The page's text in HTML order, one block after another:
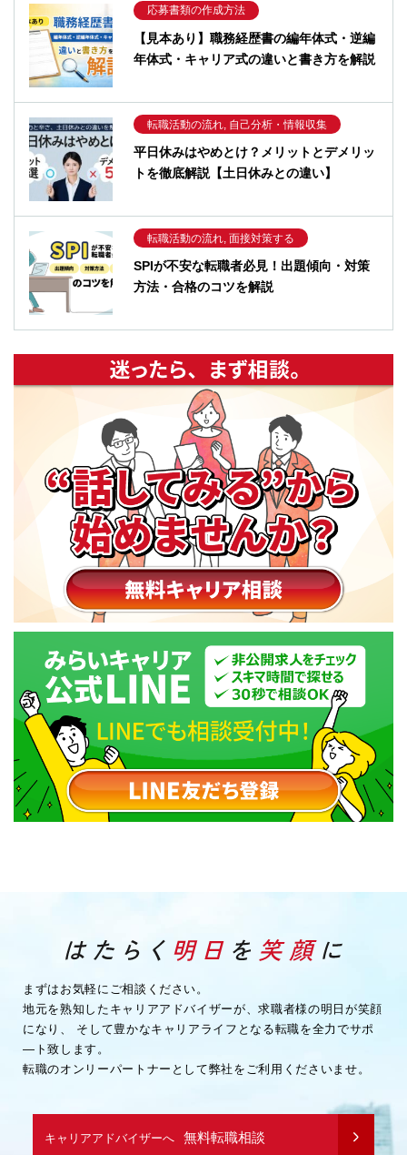
応募書類の作成方法
【見本あり】職務経歴書の編年体式・逆編
年体式・キャリア式の違いと書き方を解説
転職活動の流れ, 自己分析・情報収集
平日休みはやめとけ？メリットとデメリッ
トを徹底解説【土日休みとの違い】
転職活動の流れ, 面接対策する
SPIが不安な転職者必見！出題傾向・対策
方法・合格のコツを解説
まずはお気軽にご相談ください。
地元を熟知したキャリアアドバイザーが、求職者様の明日が笑顔
になり、
そして豊かなキャリアライフとなる転職を全力でサポ
―ト致します。
転職のオンリーパートナーとして弊社をご利用くださいませ。
キャリアアドバイザーへ 無料転職相談